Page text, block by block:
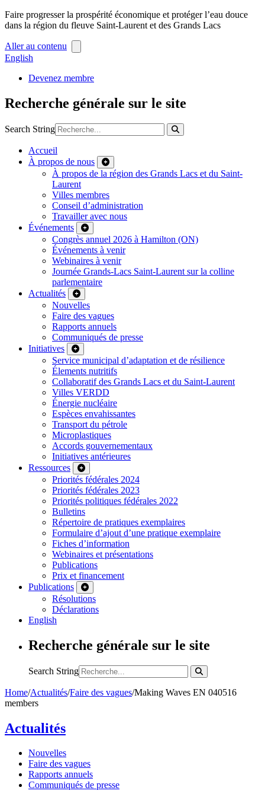
Faire progresser la prospérité économique et protéger l’eau douce
dans la région du fleuve Saint-Laurent et des Grands Lacs
Aller au contenu
English
Devenez membre
Recherche générale sur le site
Search String
Accueil
À propos de nous
À propos de la région des Grands Lacs et du Saint-
Laurent
Villes membres
Conseil d’administration
Travailler avec nous
Événements
Congrès annuel 2026 à Hamilton (ON)
Événements à venir
Webinaires à venir
Journée Grands-Lacs Saint-Laurent sur la colline
parlementaire
Actualités
Nouvelles
Faire des vagues
Rapports annuels
Communiqués de presse
Initiatives
Service municipal d’adaptation et de résilience
Élements nutritifs
Collaboratif des Grands Lacs et du Saint-Laurent
Villes VERDD
Énergie nucléaire
Espèces envahissantes
Transport du pétrole
Microplastiques
Accords gouvernementaux
Initiatives antérieures
Ressources
Priorités fédérales 2024
Priorités fédérales 2023
Priorités politiques fédérales 2022
Bulletins
Répertoire de pratiques exemplaires
Formulaire d’ajout d’une pratique exemplaire
Fiches d’information
Webinaires et présentations
Publications
Prix et financement
Publications
Résolutions
Déclarations
English
Recherche générale sur le site
Search String
Home/Actualités/Faire des vagues/Making Waves EN 040516
members
Actualités
Nouvelles
Faire des vagues
Rapports annuels
Communiqués de presse